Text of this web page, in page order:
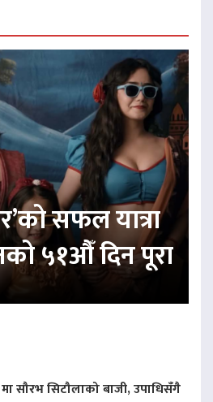
सफल यात्रा
५१औँ दिन पूरा
सौरभ सिटौलाको बाजी, उपाधिसँगै